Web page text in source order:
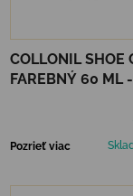
COLLONIL SHOE
FAREBNÝ 60 ML
Pozrieť viac